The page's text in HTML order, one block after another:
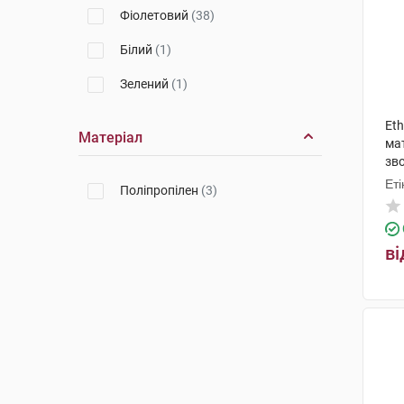
Фіолетовий (38)
Білий (1)
Зелений (1)
Матеріал
Поліпропілен (3)
шт